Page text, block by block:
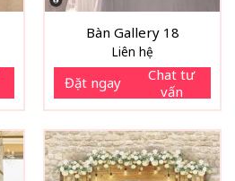
Bàn Gallery 18
Liên hệ
Đặt ngay
Chat tư
vấn